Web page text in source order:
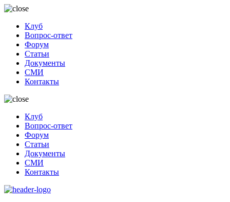
Клуб
Вопрос-ответ
Форум
Статьи
Документы
СМИ
Контакты
Клуб
Вопрос-ответ
Форум
Статьи
Документы
СМИ
Контакты